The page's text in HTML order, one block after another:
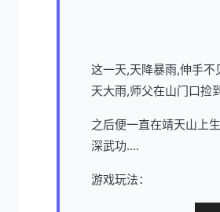
这一天,天降暴雨,伸手
天大雨,师父在山门口捡
之后便一直在靖天山上
深武功....
游戏玩法：